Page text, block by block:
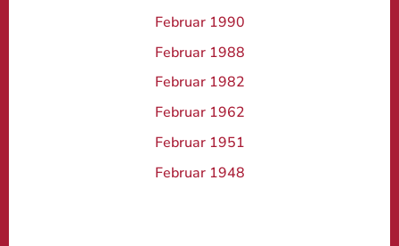
Februar 1990
Februar 1988
Februar 1982
Februar 1962
Februar 1951
Februar 1948